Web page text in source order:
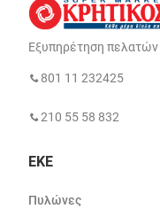
Εξυπηρέτηση πελατών
801 11 232425
210 55 58 832
ΕΚΕ
Πυλώνες